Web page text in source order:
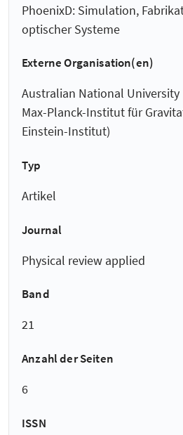
PhoenixD: Simulation,
optischer Systeme
Externe Organisation(en)
Australian National University
Max-Planck-Institut für
Einstein-Institut)
Typ
Artikel
Journal
Physical review applied
Band
21
Anzahl der Seiten
6
ISSN